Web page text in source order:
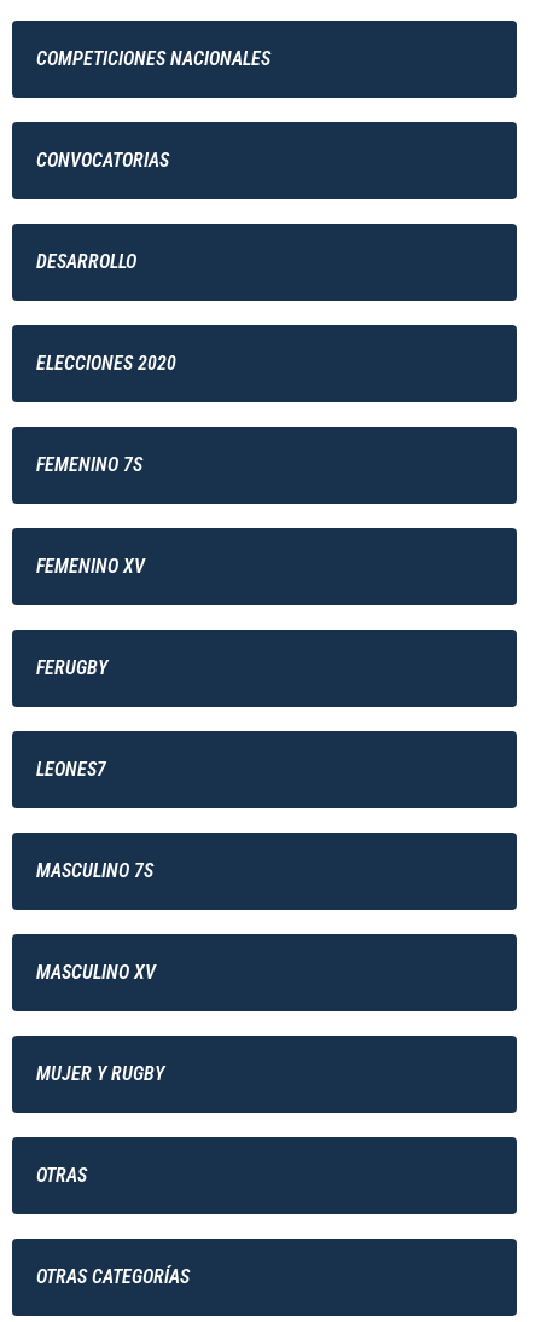
COMPETICIONES NACIONALES
CONVOCATORIAS
DESARROLLO
ELECCIONES 2020
FEMENINO 7S
FEMENINO XV
FERUGBY
LEONES7
MASCULINO 7S
MASCULINO XV
MUJER Y RUGBY
OTRAS
OTRAS CATEGORÍAS